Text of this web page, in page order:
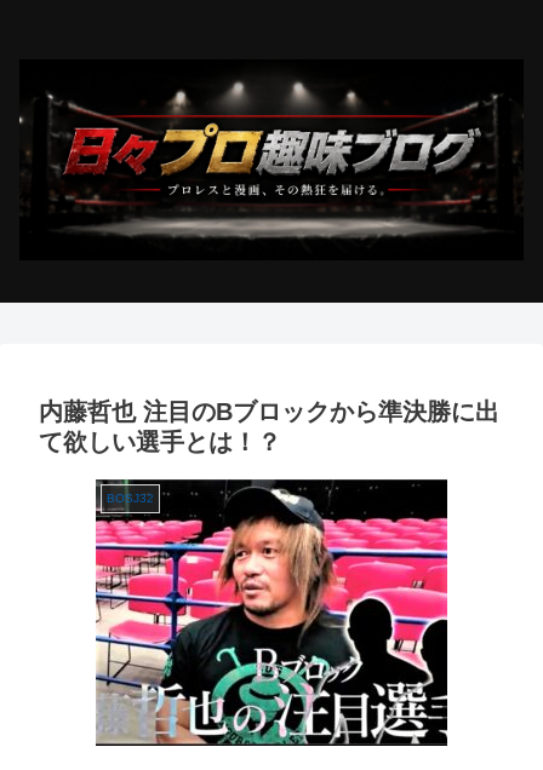
内藤哲也 注目のBブロックから準決勝に出
て欲しい選手とは！？
BOSJ32